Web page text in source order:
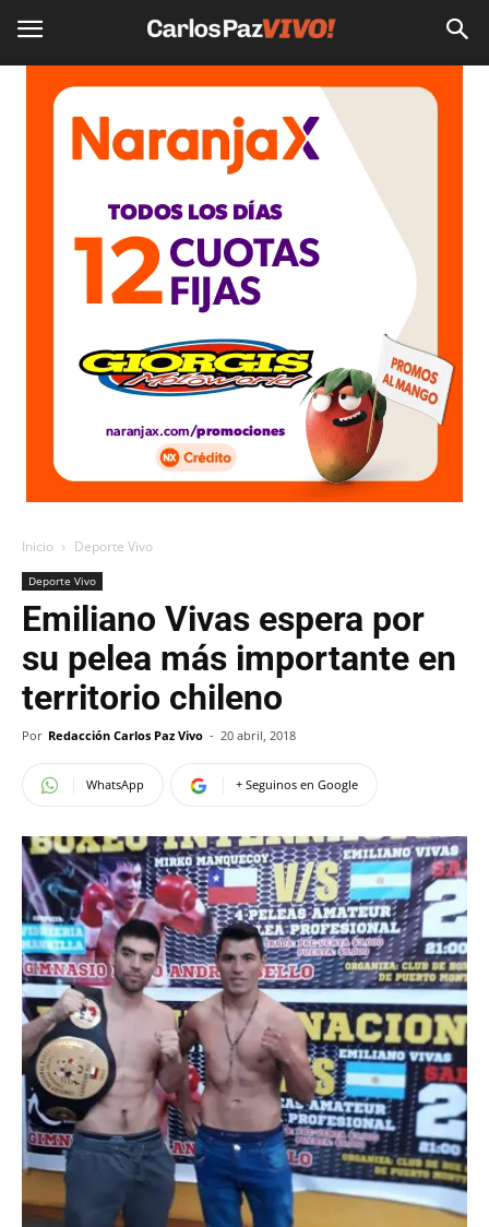
Inicio Deporte Vivo
Deporte Vivo
Emiliano Vivas espera por
su pelea más importante en
territorio chileno
Por Redacción Carlos Paz Vivo - 20 abril, 2018
WhatsApp + Seguinos en Google